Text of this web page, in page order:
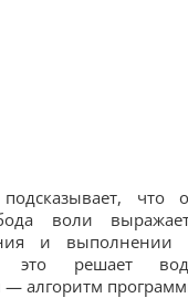
что
воли
и
это решает
— алгоритм